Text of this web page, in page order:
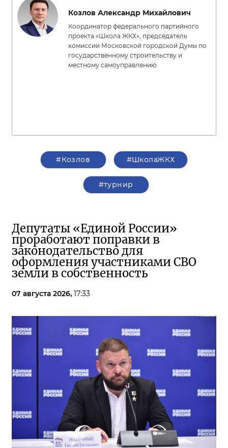
Козлов Александр Михайлович
Координатор федерального партийного
проекта «Школа ЖКХ», председатель
комиссии Московской городской Думы по
государственному строительству и
местному самоуправлению
#Козлов #ШколаЖКХ
#турнир
Депутаты «Единой России»
проработают поправки в
законодательство для
оформления участниками СВО
земли в собственность
07 августа 2026, 17:33